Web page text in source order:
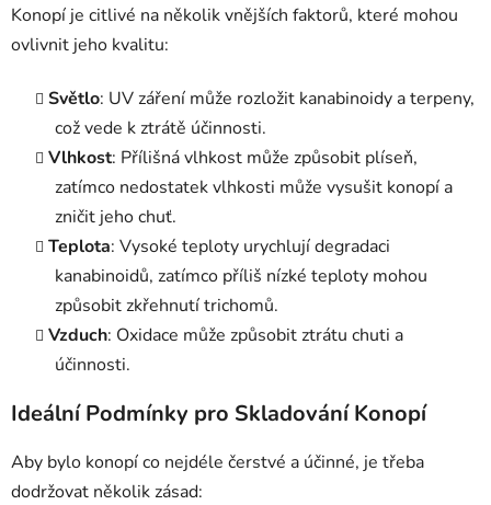
Konopí je citlivé na několik vnějších faktorů, které mohou
ovlivnit jeho kvalitu:
Světlo: UV záření může rozložit kanabinoidy a terpeny,
což vede k ztrátě účinnosti.
Vlhkost: Přílišná vlhkost může způsobit plíseň,
zatímco nedostatek vlhkosti může vysušit konopí a
zničit jeho chuť.
Teplota: Vysoké teploty urychlují degradaci
kanabinoidů, zatímco příliš nízké teploty mohou
způsobit zkřehnutí trichomů.
Vzduch: Oxidace může způsobit ztrátu chuti a
účinnosti.
Ideální Podmínky pro Skladování Konopí
Aby bylo konopí co nejdéle čerstvé a účinné, je třeba
dodržovat několik zásad: